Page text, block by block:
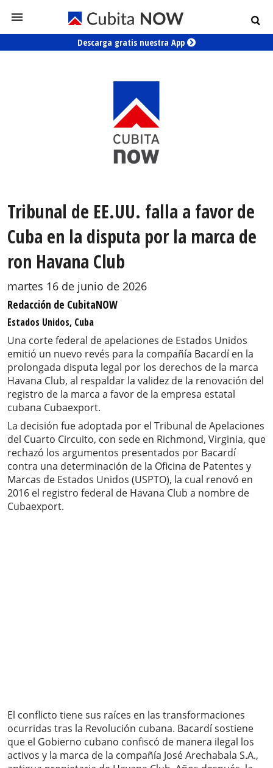
Descarga gratis nuestra App
Tribunal de EE.UU. falla a favor de
Cuba en la disputa por la marca de
ron Havana Club
martes 16 de junio de 2026
Redacción de CubitaNOW
Estados Unidos, Cuba
Una corte federal de apelaciones de Estados Unidos
emitió un nuevo revés para la compañía Bacardí en la
prolongada disputa legal por los derechos de la marca
Havana Club, al respaldar la validez de la renovación del
registro de la marca a favor de la empresa estatal
cubana Cubaexport.
La decisión fue adoptada por el Tribunal de Apelaciones
del Cuarto Circuito, con sede en Richmond, Virginia, que
rechazó los argumentos presentados por Bacardí
contra una determinación de la Oficina de Patentes y
Marcas de Estados Unidos (USPTO), la cual renovó en
2016 el registro federal de Havana Club a nombre de
Cubaexport.
El conflicto tiene sus raíces en las transformaciones
ocurridas tras la Revolución cubana. Bacardí sostiene
que el Gobierno cubano confiscó de manera ilegal los
activos y la marca de la compañía José Arechabala S.A.,